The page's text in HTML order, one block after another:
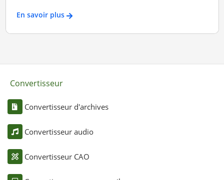
En savoir plus
Convertisseur
Convertisseur d'archives
Convertisseur audio
Convertisseur CAO